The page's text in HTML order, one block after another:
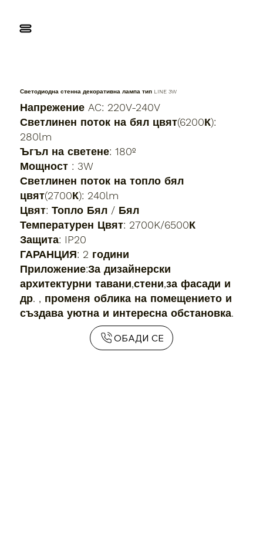
Светодиодна стенна декоративна лампа тип LINE 3W
Напрежение AC: 220V-240V
Светлинен поток на бял цвят(6200К):
280lm
Ъгъл на светене: 180º
Мощност : 3W
Светлинен поток на топло бял
цвят(2700К): 240lm
Цвят: Топло Бял / Бял
Температурен Цвят: 2700K/6500К
Защита: IP20
ГАРАНЦИЯ: 2 години
Приложение:За дизайнерски
архитектурни тавани,стени,за фасади и
др. , променя облика на помещението и
създава уютна и интересна обстановка.
ОБАДИ СЕ